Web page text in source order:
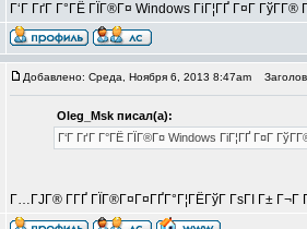
Г‘Г ГґГ Г°ГЁ ГЇГ®Г¤ Windows ГіГ¦ГҐ Г¤Г
Добавлено: Среда, Ноября 6, 2013 8:47am
Oleg_Msk писал(а):
Г‘Г ГґГ Г°ГЁ ГЇГ®Г¤ Windows ГіГ¦ГҐ Г¤Г
Г…ГЈГ® Г­ГҐ ГЇГ®Г¤Г¤ГҐГ°Г¦ГЁГўГ ГѕГІ Г± Г¬Г